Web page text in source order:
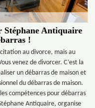
Stéphane Antiquaire
!
au divorce, mais au
venez de divorcer. C’est la
un débarras de maison et
du débarras de maison.
compétences pour débarras
Antiquaire, organise